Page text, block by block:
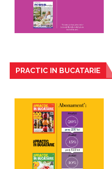
PRACTIC IN BUCATARIE